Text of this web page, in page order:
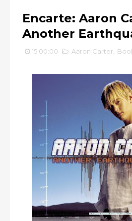
Encarte: Aaron
Another
15:00:00 Aaron Carter